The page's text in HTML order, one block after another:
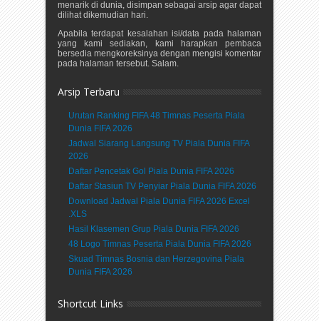
menarik di dunia, disimpan sebagai arsip agar dapat
dilihat dikemudian hari.
Apabila terdapat kesalahan isi/data pada halaman
yang kami sediakan, kami harapkan pembaca
bersedia mengkoreksinya dengan mengisi komentar
pada halaman tersebut. Salam.
Arsip Terbaru
Urutan Ranking FIFA 48 Timnas Peserta Piala
Dunia FIFA 2026
Jadwal Siarang Langsung TV Piala Dunia FIFA
2026
Daftar Pencetak Gol Piala Dunia FIFA 2026
Daftar Stasiun TV Penyiar Piala Dunia FIFA 2026
Download Jadwal Piala Dunia FIFA 2026 Excel
.XLS
Hasil Klasemen Grup Piala Dunia FIFA 2026
48 Logo Timnas Peserta Piala Dunia FIFA 2026
Skuad Timnas Bosnia dan Herzegovina Piala
Dunia FIFA 2026
Shortcut Links